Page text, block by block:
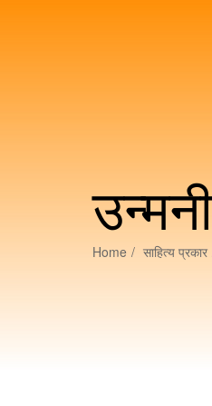
Home साहित्य प्रकार